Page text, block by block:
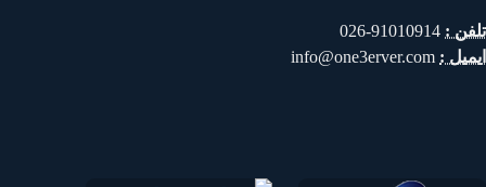
:
91010914-026
:
info@one3erver.com